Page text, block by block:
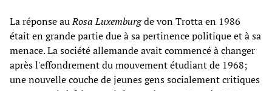
La réponse auRosa Luxemburgde von Trotta en 1986
était en grande partie due à sa pertinence politique et à sa
menace. La société allemande avait commencé à changer
après l'effondrement du mouvement étudiant de 1968;
une nouvelle couche de jeunes gens socialement critiques